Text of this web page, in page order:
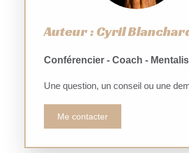
Auteur : Cyril
Conférencier - Coach -
Une question, un conseil ou une
Me contacter